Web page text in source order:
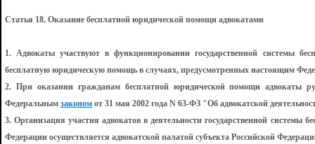
Статья 18. Оказание бесплатной юридической помощи адвокатами
1. Адвокаты участвуют в функционировании государственной системы
бесплатную юридическую помощь в случаях, предусмотренных настоящим
2. При оказании гражданам бесплатной юридической помощи адвокаты
Федеральным законом от 31 мая 2002 года N 63-ФЗ "Об адвокатской
3. Организация участия адвокатов в деятельности государственной системы
Федерации осуществляется адвокатской палатой субъекта Российской